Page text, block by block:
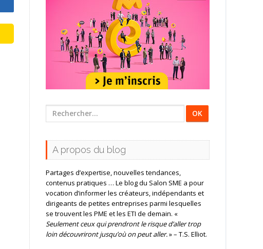
Rechercher
:
A propos du blog
Partages d’expertise, nouvelles tendances,
contenus pratiques … Le blog du Salon SME a pour
vocation d’informer les créateurs, indépendants et
dirigeants de petites entreprises parmi lesquelles
se trouvent les PME et les ETI de demain. «
Seulement ceux qui prendront le risque d’aller trop
loin découvriront jusqu’où on peut aller.» – T.S. Elliot.